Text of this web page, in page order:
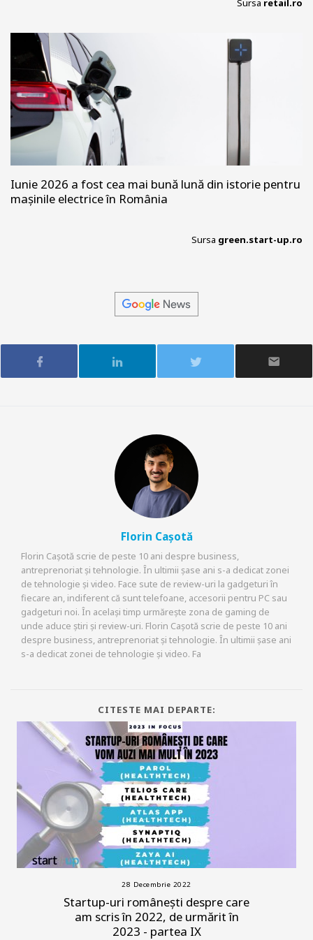
Sursa retail.ro
Iunie 2026 a fost cea mai bună lună din istorie pentru
mașinile electrice în România
Sursa green.start-up.ro
Florin Cașotă
Florin Cașotă scrie de peste 10 ani despre business,
antreprenoriat și tehnologie. În ultimii șase ani s-a dedicat zonei
de tehnologie și video. Face sute de review-uri la gadgeturi în
fiecare an, indiferent că sunt telefoane, accesorii pentru PC sau
gadgeturi noi. În același timp urmărește zona de gaming de
unde aduce știri și review-uri. Florin Cașotă scrie de peste 10 ani
despre business, antreprenoriat și tehnologie. În ultimii șase ani
s-a dedicat zonei de tehnologie și video. Fa
CITESTE MAI DEPARTE:
28 Decembrie 2022
Startup-uri românești despre care
am scris în 2022, de urmărit în
2023 - partea IX